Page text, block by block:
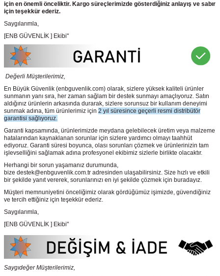
için en önemli önceliktir. Kargo süreçlerimizde gösterdiğiniz anlayış ve sabır
için teşekkür ederiz.
Saygılarımla,
[ENB GÜVENLİK ] Ekibi"
Değerli Müşterilerimiz,
En Büyük Güvenlik (enbguvenlik.com) olarak, sizlere yüksek kaliteli ürünler
sunmanın yanı sıra, her zaman sağlam bir destek sunmayı amaçlıyoruz. Satın
aldığınız ürünlerin arkasında durarak, sizlere sorunsuz bir kullanım deneyimi
sunmak adına, tüm ürünlerimiz için 2 yıl süresince geçerli resmi distribütör
garantisi sağlıyoruz.
Garanti kapsamında, ürünlerimizde meydana gelebilecek üretim veya malzeme
hatalarından kaynaklanan sorunlar için sizlere yardımcı olmayı taahhüt
ediyoruz. Garanti süresi boyunca, olası sorunları çözmek ve ürünlerinizin tam
işlevselliğini sağlamak adına profesyonel ekibimiz sizlerle birlikte olacaktır.
Herhangi bir sorun yaşamanız durumunda,
bize destek@enbguvenlik.com.tr adresinden ulaşabilirsiniz. Size hızlı ve etkili
bir şekilde yanıt vererek, sorunlarınızı en iyi şekilde çözmek için buradayız.
Müşteri memnuniyetini önceliğimiz olarak gördüğümüz işimizde, güvendiğiniz
ve tercih ettiğiniz için teşekkür ederiz.
Saygılarımla,
[ENB GÜVENLİK ] Ekibi"
Saygıdeğer Müşterilerimiz,